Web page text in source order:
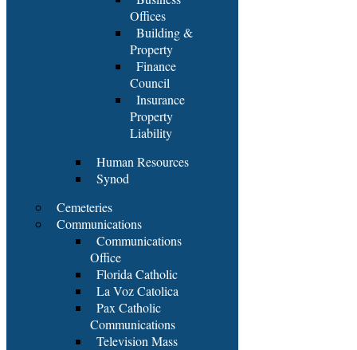
Offices
Building &
Property
Finance
Council
Insurance
Property
Liability
Human Resources
Synod
Cemeteries
Communications
Communications
Office
Florida Catholic
La Voz Catolica
Pax Catholic
Communications
Television Mass